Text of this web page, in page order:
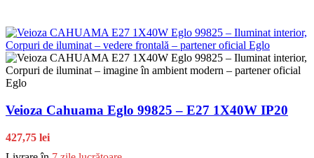
Veioza Cahuama Eglo 99825 – E27 1X40W IP20
427,75 lei